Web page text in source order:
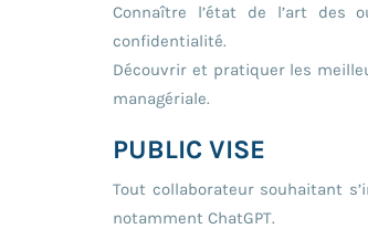
Connaître l’état de l’art des
confidentialité.
Découvrir et pratiquer les
managériale.
PUBLIC VISE
Tout collaborateur souhaitant
notamment ChatGPT.